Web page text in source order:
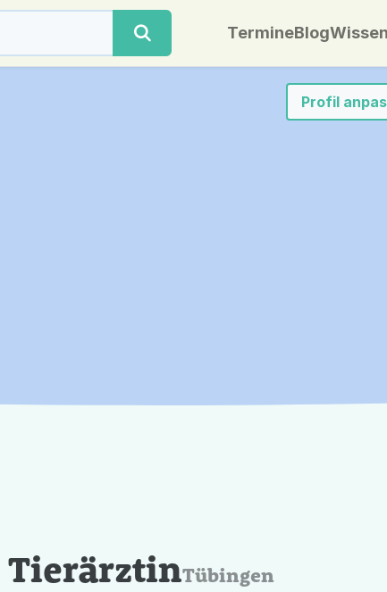
TermineBlogWissen
Profil
TierärztinTübingen